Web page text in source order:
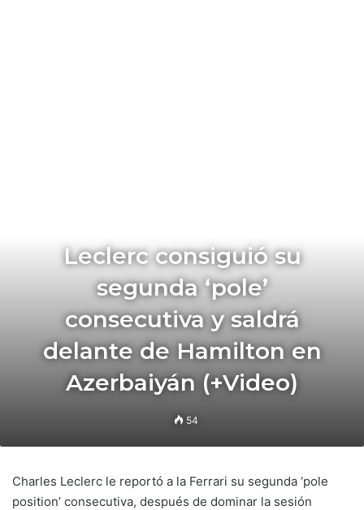
Leclerc consiguió su
segunda ‘pole’
consecutiva y saldrá
delante de Hamilton en
Azerbaiyán (+Video)
54
Charles Leclerc le reportó a la Ferrari su segunda ‘pole
position’ consecutiva, después de dominar la sesión